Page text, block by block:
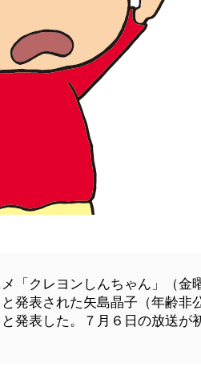
「クレヨンしんちゃん」（金
発表された矢島晶子（年齢非
発表した。７月６日の放送が